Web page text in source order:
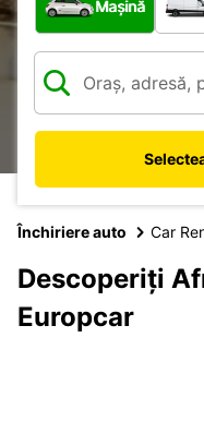
Mașină
Închiriere auto Car
Descoperiți
Europcar